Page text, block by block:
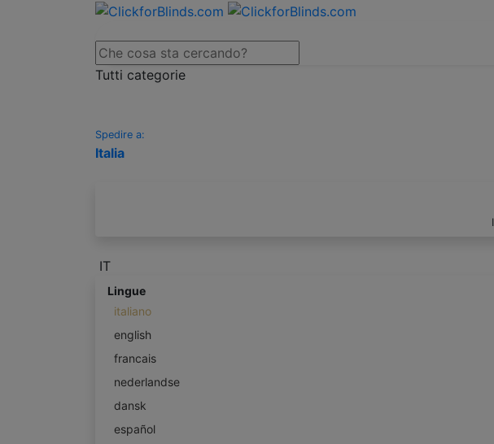
Tutti categorie
Spedire a:
Italia
IT
Lingue
italiano
english
francais
nederlandse
dansk
español